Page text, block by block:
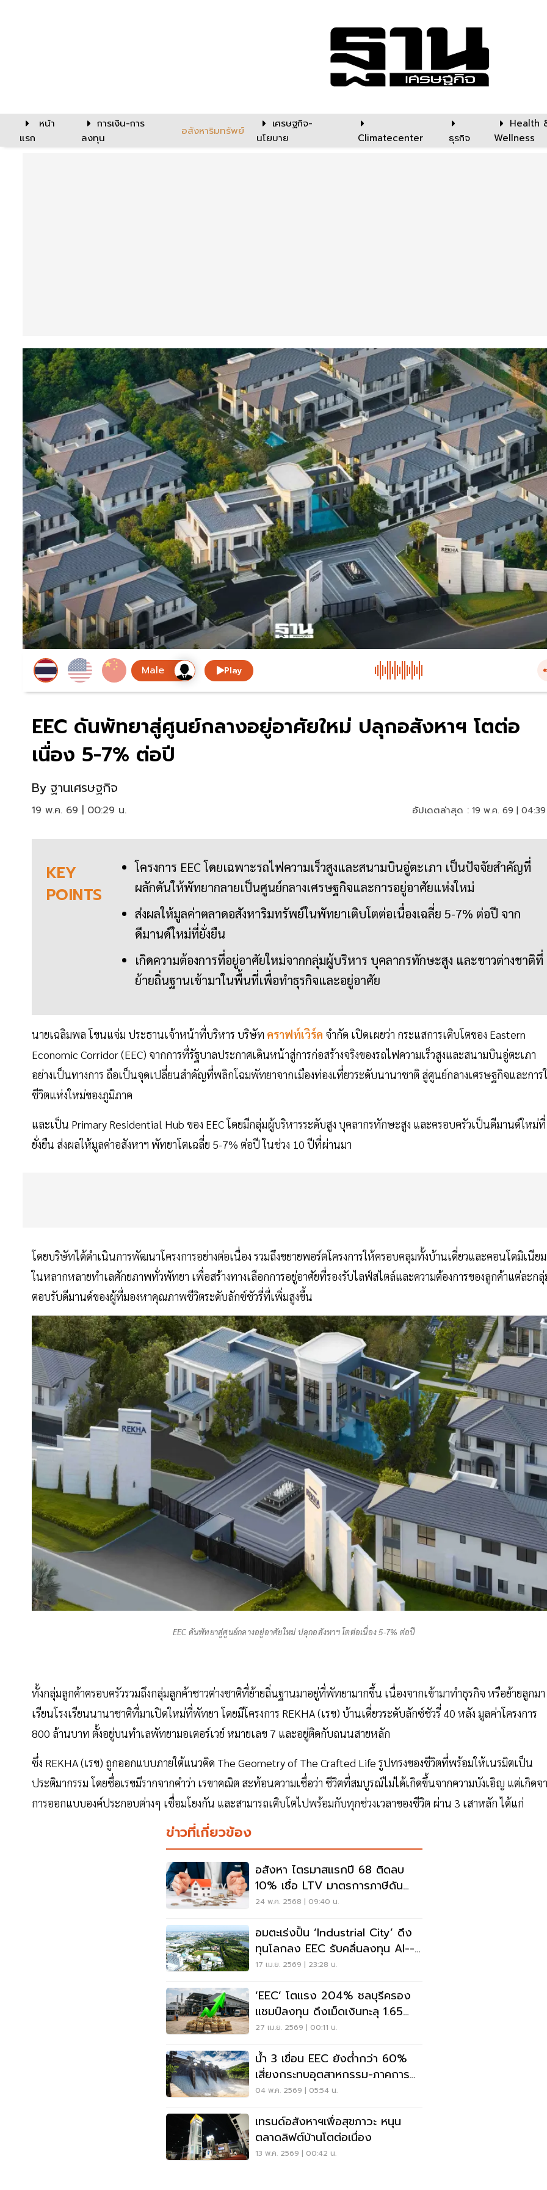
หน้า
แรก
การเงิน-การ
ลงทุน
อสังหาริมทรัพย์
เศรษฐกิจ-
นโยบาย
Climatecenter ธุรกิจ
Health
Wellness
Play
EEC ดันพัทยาสู่ศูนย์กลางอยู่อาศัยใหม่ ปลุกอสังหาฯ โตต่อ
เนื่อง 5-7% ต่อปี
By ฐานเศรษฐกิจ
19 พ.ค. 69 | 00:29 น. อัปเดตล่าสุด : 19 พ.ค. 69 |
KEY
POINTS
โครงการ EEC โดยเฉพาะรถไฟความเร็วสูงและสนามบินอู่ตะเภา เป็นปัจจัยสำคัญที่
ผลักดันให้พัทยากลายเป็นศูนย์กลางเศรษฐกิจและการอยู่อาศัยแห่งใหม่
ส่งผลให้มูลค่าตลาดอสังหาริมทรัพย์ในพัทยาเติบโตต่อเนื่องเฉลี่ย 5-7% ต่อปี จาก
ดีมานด์ใหม่ที่ยั่งยืน
เกิดความต้องการที่อยู่อาศัยใหม่จากกลุ่มผู้บริหาร บุคลากรทักษะสูง และชาวต่างชาติที่
ย้ายถิ่นฐานเข้ามาในพื้นที่เพื่อทำธุรกิจและอยู่อาศัย
นายเฉลิมพล โขนแจ่ม ประธานเจ้าหน้าที่บริหาร บริษัท คราฟท์เวิร์ค จำกัด เปิดเผยว่า กระแสการเติบโตของ Eastern
Economic Corridor (EEC) จากการที่รัฐบาลประกาศเดินหน้าสู่การก่อสร้างจริงของรถไฟความเร็วสูงและสนามบินอู่ตะเภา
อย่างเป็นทางการ ถือเป็นจุดเปลี่ยนสำคัญที่พลิกโฉมพัทยาจากเมืองท่องเที่ยวระดับนานาชาติ สู่ศูนย์กลางเศรษฐกิจและการ
ชีวิตแห่งใหม่ของภูมิภาค
และเป็น Primary Residential Hub ของ EEC โดยมีกลุ่มผู้บริหารระดับสูง บุคลากรทักษะสูง และครอบครัวเป็นดีมานด์ใหม่ที่
ยั่งยืน ส่งผลให้มูลค่าอสังหาฯ พัทยาโตเฉลี่ย 5-7% ต่อปี ในช่วง 10 ปีที่ผ่านมา
โดยบริษัทได้ดำเนินการพัฒนาโครงการอย่างต่อเนื่อง รวมถึงขยายพอร์ตโครงการให้ครอบคลุมทั้งบ้านเดี่ยวและคอนโดมิเนียม
ในหลากหลายทำเลศักยภาพทั่วพัทยา เพื่อสร้างทางเลือกการอยู่อาศัยที่รองรับไลฟ์สไตล์และความต้องการของลูกค้าแต่ละก
ตอบรับดีมานด์ของผู้ที่มองหาคุณภาพชีวิตระดับลักซ์ชัวรี่ที่เพิ่มสูงขึ้น
EEC ดันพัทยาสู่ศูนย์กลางอยู่อาศัยใหม่ ปลุกอสังหาฯ โตต่อเนื่อง 5-7% ต่อปี
ทั้งกลุ่มลูกค้าครอบครัวรวมถึงกลุ่มลูกค้าชาวต่างชาติที่ย้ายถิ่นฐานมาอยู่ที่พัทยามากขึ้น เนื่องจากเข้ามาทำธุรกิจ หรือย้ายลูกมา
เรียนโรงเรียนนานาชาติที่มาเปิดใหม่ที่พัทยา โดยมีโครงการ REKHA (เรข) บ้านเดี่ยวระดับลักซ์ชัวรี่ 40 หลัง มูลค่าโครงการ
800 ล้านบาท ตั้งอยู่บนทำเลพัทยามอเตอร์เวย์ หมายเลข 7 และอยู่ติดกับถนนสายหลัก
ซึ่ง REKHA (เรข) ถูกออกแบบภายใต้แนวคิด The Geometry of The Crafted Life รูปทรงของชีวิตที่พร้อมให้เนรมิตเป็น
ประติมากรรม โดยชื่อเรขมีรากจากคำว่า เรขาคณิต สะท้อนความเชื่อว่า ชีวิตที่สมบูรณ์ไม่ได้เกิดขึ้นจากความบังเอิญ แต่เกิดจ
การออกแบบองค์ประกอบต่างๆ เชื่อมโยงกัน และสามารถเติบโตไปพร้อมกับทุกช่วงเวลาของชีวิต ผ่าน 3 เสาหลัก ได้แก่
ข่าวที่เกี่ยวข้อง
อสังหา ไตรมาสแรกปี 68 ติดลบ
10% เชื่อ LTV มาตรการภาษีดัน
ยอดขายฟื้น
24 พ.ค. 2568 | 09:40 น.
อมตะเร่งปั้น ‘Industrial City’ ดึง
ทุนโลกลง EEC รับคลื่นลงทุน AI--
Data Center
17 เม.ย. 2569 | 23:28 น.
‘EEC’ โตแรง 204% ชลบุรีครอง
แชมป์ลงทุน ดึงเม็ดเงินทะลุ 1.65
หมื่นล้าน
27 เม.ย. 2569 | 00:11 น.
น้ำ 3 เขื่อน EEC ยังต่ำกว่า 60%
เสี่ยงกระทบอุตสาหกรรม-ภาคการ
ผลิต
04 พ.ค. 2569 | 05:54 น.
เทรนด์อสังหาฯเพื่อสุขภาวะ หนุน
ตลาดลิฟต์บ้านโตต่อเนื่อง
13 พ.ค. 2569 | 00:42 น.